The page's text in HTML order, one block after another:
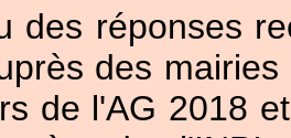
des réponses
des
de l'AG 2018